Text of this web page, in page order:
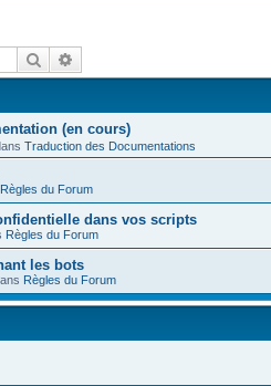
Rechercher
(en cours)
Traduction des Documentations
Règles du Forum
dans vos scripts
Règles du Forum
les bots
Règles du Forum